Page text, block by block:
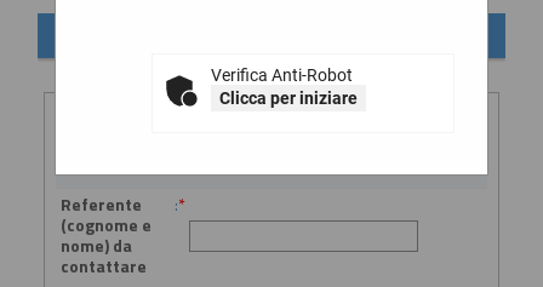
Verifica Anti-Robot
Clicca per iniziare
Inserimento richiesta
denominazione
Referente
(cognome e
nome) da
contattare
:*